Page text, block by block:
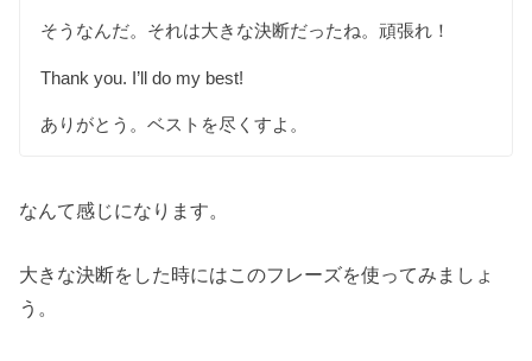
そうなんだ。それは大きな決断だったね。頑張れ！
Thank you. I’ll do my best!
ありがとう。ベストを尽くすよ。
なんて感じになります。
大きな決断をした時にはこのフレーズを使ってみましょ
う。